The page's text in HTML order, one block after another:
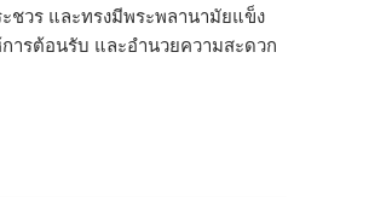
ชวร และทรงมีพระพลานามัยแข็ง
ารต้อนรับ และอำนวยความสะดวก